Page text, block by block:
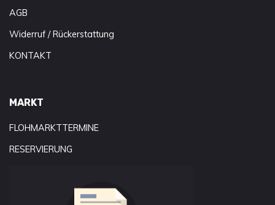
AGB
Widerruf / Rückerstattung
KONTAKT
MARKT
FLOHMARKTTERMINE
RESERVIERUNG